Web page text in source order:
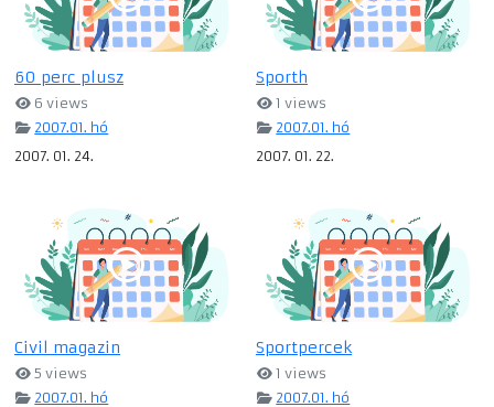
60 perc plusz
6 views
2007.01. hó
2007. 01. 24.
Sporth
1 views
2007.01. hó
2007. 01. 22.
Civil magazin
5 views
2007.01. hó
Sportpercek
1 views
2007.01. hó